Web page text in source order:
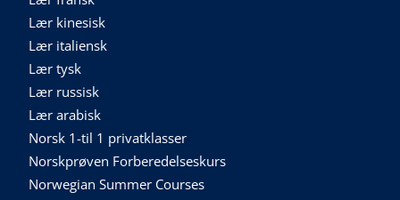
Lær kinesisk
Lær italiensk
Lær tysk
Lær russisk
Lær arabisk
Norsk 1-til 1 privatklasser
Norskprøven Forberedelseskurs
Norwegian Summer Courses